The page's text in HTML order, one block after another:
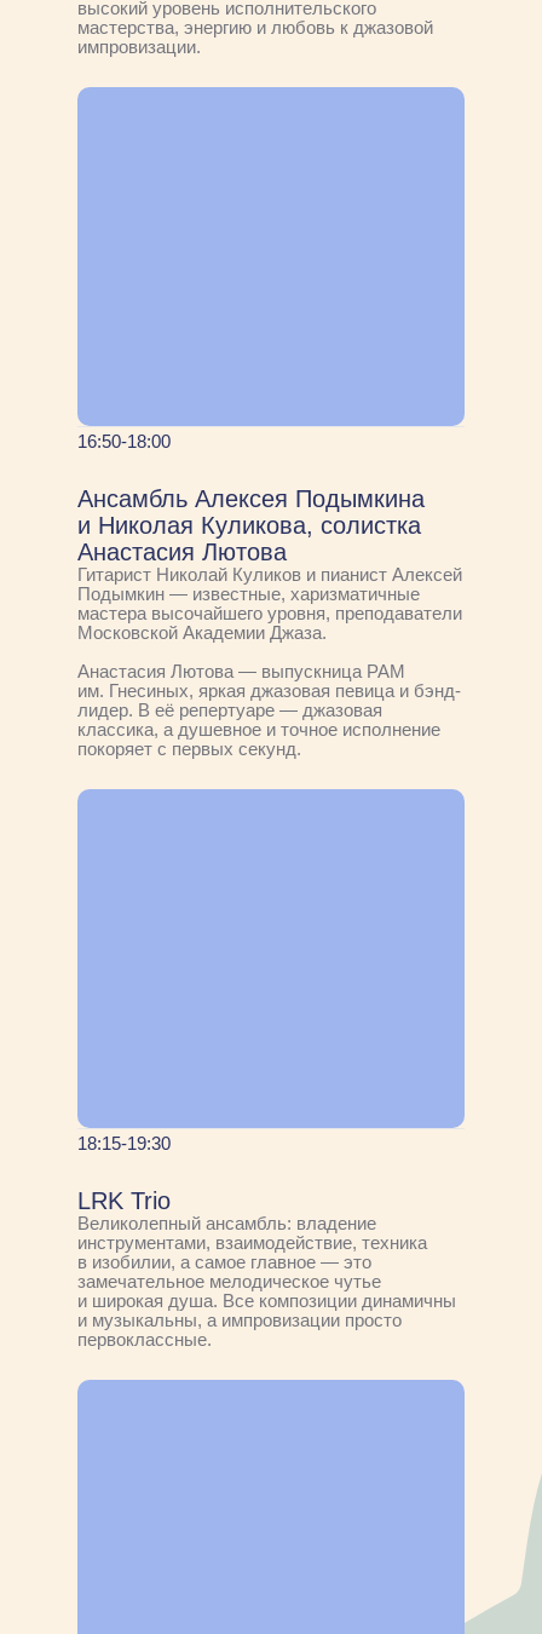
высокий уровень исполнительского
мастерства, энергию и любовь к джазовой
импровизации.
16:50-18:00
Ансамбль Алексея Подымкина
и Николая Куликова, солистка
Анастасия Лютова
Гитарист Николай Куликов и пианист Алексей
Подымкин — известные, харизматичные
мастера высочайшего уровня, преподаватели
Московской Академии Джаза.
Анастасия Лютова — выпускница РАМ
им. Гнесиных, яркая джазовая певица и бэнд-
лидер. В её репертуаре — джазовая
классика, а душевное и точное исполнение
покоряет с первых секунд.
18:15-19:30
LRK Trio
Великолепный ансамбль: владение
инструментами, взаимодействие, техника
в изобилии, а самое главное — это
замечательное мелодическое чутье
и широкая душа. Все композиции динамичны
и музыкальны, а импровизации просто
первоклассные.